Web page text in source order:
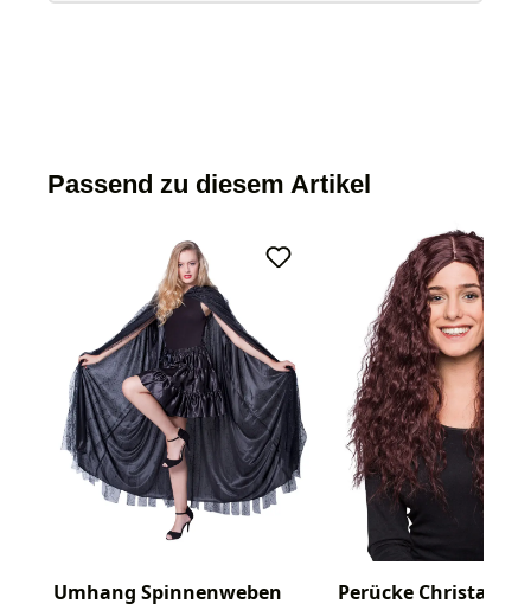
Passend zu diesem Artikel
Umhang Spinnenweben Perücke Christa